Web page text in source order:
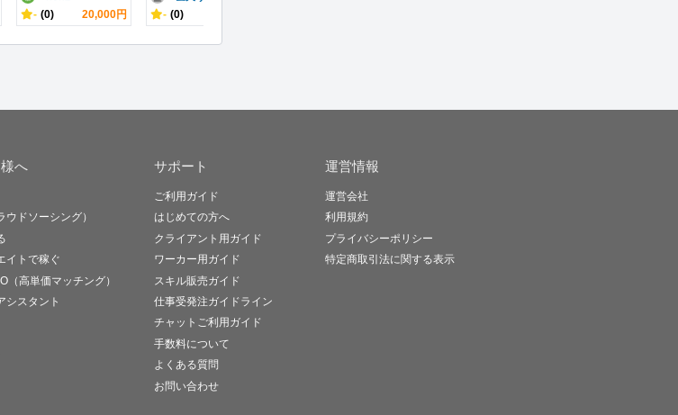
- (0) 20,000円 - (0)
へ
ドソーシング）
イトで稼ぐ
（高単価マッチング）
シスタント
サポート
ご利用ガイド
はじめての方へ
クライアント用ガイド
ワーカー用ガイド
スキル販売ガイド
仕事受発注ガイドライン
チャットご利用ガイド
手数料について
よくある質問
お問い合わせ
運営情報
運営会社
利用規約
プライバシーポリシー
特定商取引法に関する表示